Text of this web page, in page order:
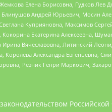
Елена Борисовна, Гудков Лев
Андрей Юрьевич, Мосин
Куприяновна, Максимов
Екатерина Алексеевна,
Вячеславовна, Литинский
Александра Евгеньевна,
Резник Генри Маркович,